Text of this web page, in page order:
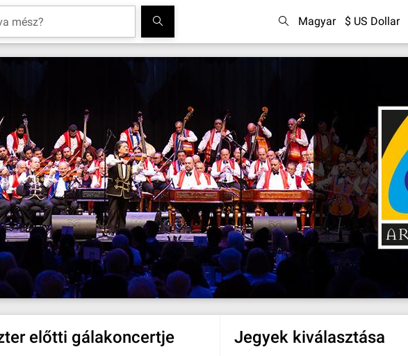
Magyar $ US Dollar
előtti gálakoncertje
Jegyek kiválasztása